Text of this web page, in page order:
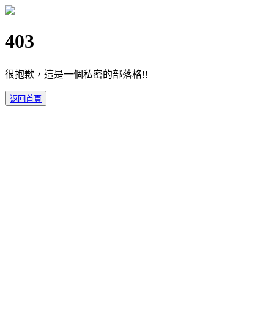
403
很抱歉，這是一個私密的部落格!!
返回首頁